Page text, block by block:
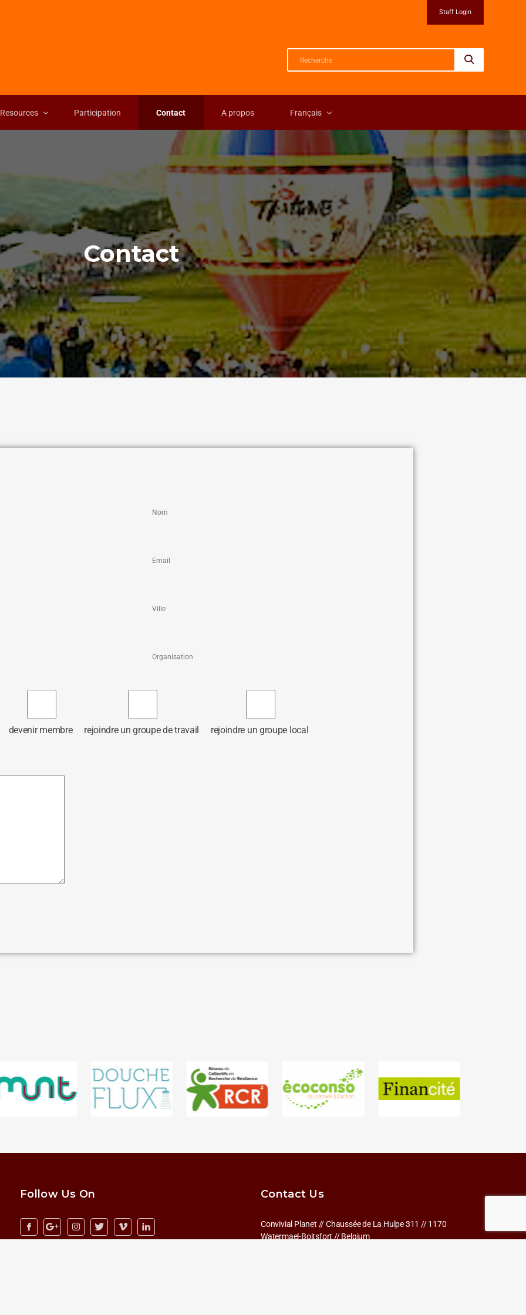
Staff Login
Resources Participation Contact A propos Français
Contact
devenir membre rejoindre un groupe de travail rejoindre un groupe local
Follow Us On Contact Us
Convivial Planet // Chaussée de La Hulpe 311 // 1170
Watermael-Boitsfort // Belgium